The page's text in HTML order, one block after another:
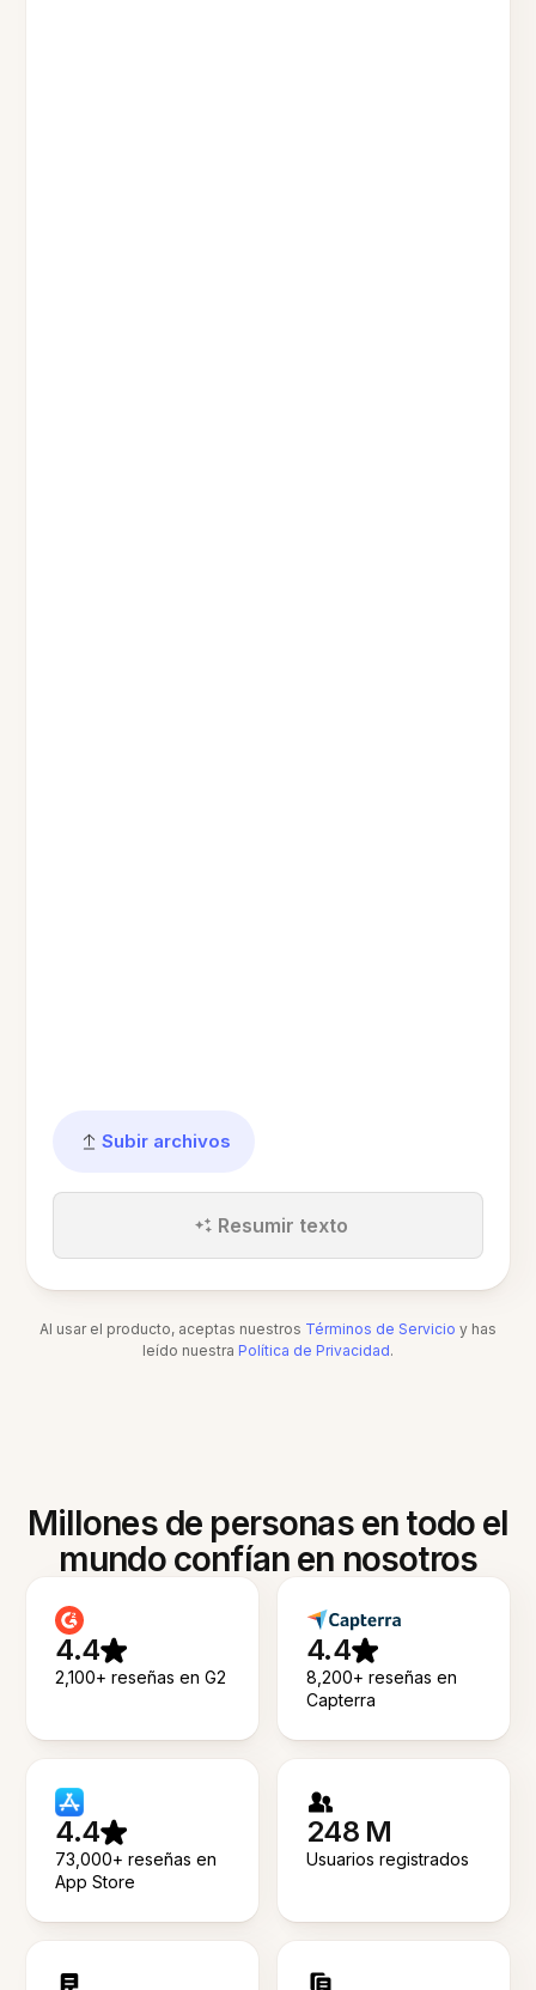
Subir archivos
Resumir texto
Al usar el producto, aceptas nuestros Términos de Servicio y has
leído nuestra Política de Privacidad.
Millones de personas en todo el
mundo confían en nosotros
4.4
2,100+ reseñas en G2
4.4
8,200+ reseñas en
Capterra
4.4
73,000+ reseñas en
App Store
248 M
Usuarios registrados